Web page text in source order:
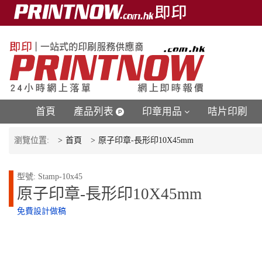
首頁 產品列表 印章用品 咭片印刷
瀏覽位置: 首頁 原子印章-長形印10X45mm
型號: Stamp-10x45
原子印章-長形印10X45mm
免費設計做稿